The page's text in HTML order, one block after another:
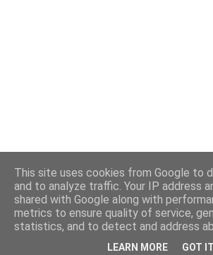
This site uses cookies from Google to
and to analyze traffic. Your IP address
shared with Google along with
metrics to ensure quality of service,
statistics, and to detect and address
LEARN MORE GOT IT